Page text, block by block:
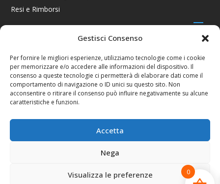
Gestisci Consenso
Per fornire le migliori esperienze, utilizziamo tecnologie come i cookie
per memorizzare e/o accedere alle informazioni del dispositivo. Il
consenso a queste tecnologie ci permetterà di elaborare dati come il
comportamento di navigazione o ID unici su questo sito. Non
acconsentire o ritirare il consenso può influire negativamente su alcune
caratteristiche e funzioni.
Accetta
Nega
Visualizza le preferenze
Resi e Rimborsi
CONTATTI
Via R. Giuliani 70/c Rosso, 50141 Firenze FI
+39 055 4289002 / +39 392 2343100
info@consolestation.it
P.Iva 04990180483
0